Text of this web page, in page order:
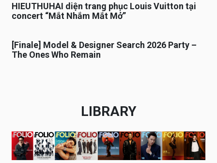
HIEUTHUHAI diện trang phục Louis Vuitton tại
concert “Mắt Nhắm Mắt Mở”
[Finale] Model & Designer Search 2026 Party –
The Ones Who Remain
LIBRARY